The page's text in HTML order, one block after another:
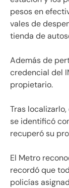
pesos en
vales de
tienda de
Además de
credencial del
propietario.
Tras
se identificó
recuperó su
El Metro
recordó que
policías